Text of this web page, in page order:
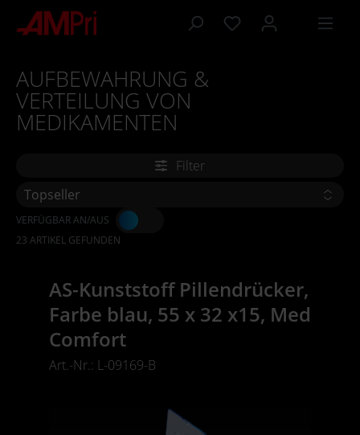
springen
AUFBEWAHRUNG &
VERTEILUNG VON
MEDIKAMENTEN
Filter
VERFÜGBAR AN/AUS
23 ARTIKEL GEFUNDEN
AS-Kunststoff Pillendrücker,
Farbe blau, 55 x 32 x15, Med
Comfort
Art.-Nr.: L-09169-B